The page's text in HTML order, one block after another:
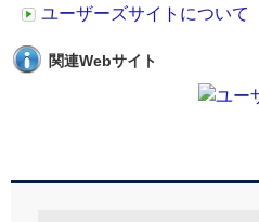
ユーザーズサイトについて
関連Webサイト